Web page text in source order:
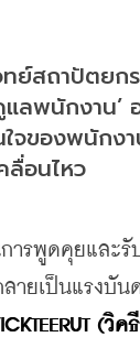
ย์สถาปัตยก
ลพนักงาน
จของพนักง
ลื่อนไหว
ารพูดคุยและ
ายเป็นแรงบั
(วิค